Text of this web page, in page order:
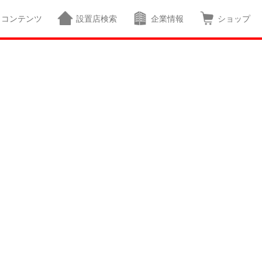
コンテンツ 設置店検索 企業情報 ショップ